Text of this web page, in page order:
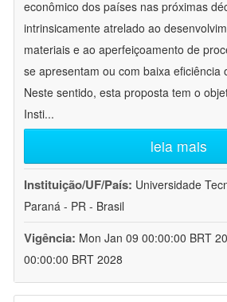
econômico dos países nas próximas
intrinsicamente atrelado ao
materiais e ao aperfeiçoamento de
se apresentam ou com baixa eficiência
Neste sentido, esta proposta tem o
Insti...
leia mais
Instituição/UF/País: Universidade
Paraná - PR - Brasil
Vigência: Mon Jan 09 00:00:00 BRT
00:00:00 BRT 2028